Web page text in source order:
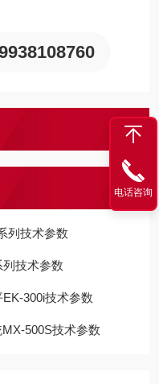
列技术参数
技术参数
300i技术参数
500S技术参数
电话咨询